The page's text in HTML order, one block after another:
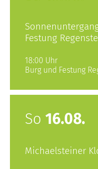
Festung
18:00 Uhr
Burg und Festung
So 16.08.
Michaelsteiner